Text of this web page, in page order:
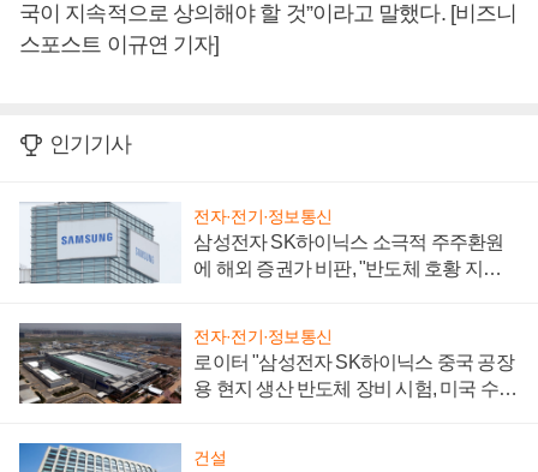
국이 지속적으로 상의해야 할 것”이라고 말했다. [비즈니
스포스트 이규연 기자]
인기기사
전자·전기·정보통신
삼성전자 SK하이닉스 소극적 주주환원
에 해외 증권가 비판, "반도체 호황 지속
전자·전기·정보통신
로이터 "삼성전자 SK하이닉스 중국 공장
용 현지 생산 반도체 장비 시험, 미국 수출
건설